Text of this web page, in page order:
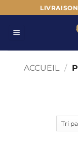
au
contenu
ACCUEIL /